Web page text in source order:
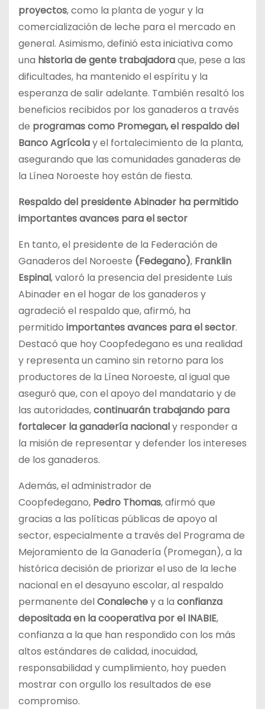
proyectos, como la planta de yogur y la
comercialización de leche para el mercado en
general. Asimismo, definió esta iniciativa como
una historia de gente trabajadoraque, pese a las
dificultades, ha mantenido el espíritu y la
esperanza de salir adelante. También resaltó los
beneficios recibidos por los ganaderos a través
de programas como Promegan, el respaldo del
Banco Agrícolay el fortalecimiento de la planta,
asegurando que las comunidades ganaderas de
la Línea Noroeste hoy están de fiesta.
Respaldo del presidente Abinader ha permitido
importantes avances para el sector
En tanto, el presidente de la Federación de
Ganaderos del Noroeste (Fedegano), Franklin
Espinal, valoró la presencia del presidente Luis
Abinader en el hogar de los ganaderos y
agradeció el respaldo que, afirmó, ha
permitido importantes avances para el sector.
Destacó que hoy Coopfedegano es una realidad
y representa un camino sin retorno para los
productores de la Línea Noroeste, al igual que
aseguró que, con el apoyo del mandatario y de
las autoridades,continuarán trabajando para
fortalecer la ganadería nacionaly responder a
la misión de representar y defender los intereses
de los ganaderos.
Además, el administrador de
Coopfedegano, Pedro Thomas, afirmó que
gracias a las políticas públicas de apoyo al
sector, especialmente a través del Programa de
Mejoramiento de la Ganadería (Promegan), a la
histórica decisión de priorizar el uso de la leche
nacional en el desayuno escolar, al respaldo
permanente delConalechey a la confianza
depositada en la cooperativa por el INABIE,
confianza a la que han respondido con los más
altos estándares de calidad, inocuidad,
responsabilidad y cumplimiento, hoy pueden
mostrar con orgullo los resultados de ese
compromiso.